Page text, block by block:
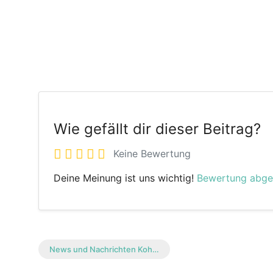
Wie gefällt dir dieser Beitrag?
Keine Bewertung
Deine Meinung ist uns wichtig! Bewertung
News und Nachrichten Koh…